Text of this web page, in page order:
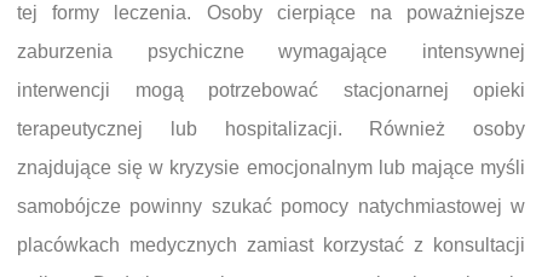
tej formy leczenia. Osoby cierpiące na poważniejsze
zaburzenia psychiczne wymagające intensywnej
interwencji mogą potrzebować stacjonarnej opieki
terapeutycznej lub hospitalizacji. Również osoby
znajdujące się w kryzysie emocjonalnym lub mające myśli
samobójcze powinny szukać pomocy natychmiastowej w
placówkach medycznych zamiast korzystać z konsultacji